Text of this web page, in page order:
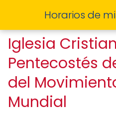
Horarios de
Iglesia
Pentecostés
del
Mundial